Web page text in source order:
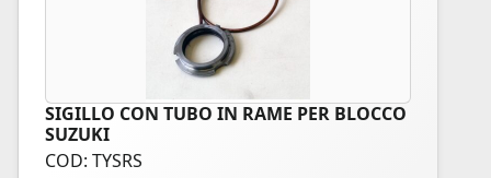
SIGILLO CON TUBO IN RAME PER BLOCCO
SUZUKI
COD: TYSRS